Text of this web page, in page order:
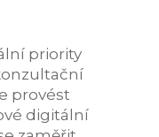
priority
provést
digitální